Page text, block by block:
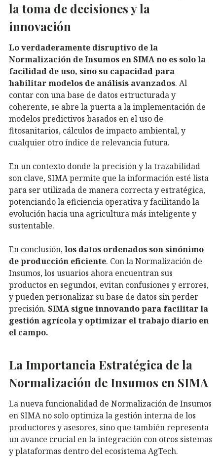
la toma de decisiones y la
innovación
Lo verdaderamente disruptivo de la
Normalización de Insumos en SIMA no es solo la
facilidad de uso, sino su capacidad para
habilitar modelos de análisis avanzados. Al
contar con una base de datos estructurada y
coherente, se abre la puerta a la implementación de
modelos predictivos basados en el uso de
fitosanitarios, cálculos de impacto ambiental, y
cualquier otro índice de relevancia futura.
En un contexto donde la precisión y la trazabilidad
son clave, SIMA permite que la información esté lista
para ser utilizada de manera correcta y estratégica,
potenciando la eficiencia operativa y facilitando la
evolución hacia una agricultura más inteligente y
sustentable.
En conclusión,los datos ordenados son sinónimo
de producción eficiente. Con la Normalización de
Insumos, los usuarios ahora encuentran sus
productos en segundos, evitan confusiones y errores,
y pueden personalizar su base de datos sin perder
precisión. SIMA sigue innovando para facilitar la
gestión agrícola y optimizar el trabajo diario en
el campo.
La Importancia Estratégica de la
Normalización de Insumos en SIMA
La nueva funcionalidad de Normalización de Insumos
en SIMA no solo optimiza la gestión interna de los
productores y asesores, sino que también representa
un avance crucial en la integración con otros sistemas
y plataformas dentro del ecosistema AgTech.